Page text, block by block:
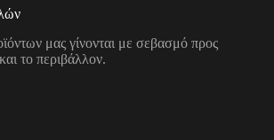
μας γίνονται με σεβασμό προς
το περιβάλλον.